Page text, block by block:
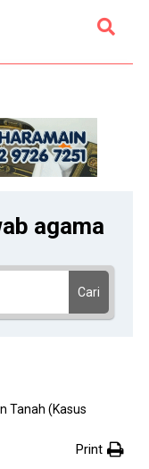
agama
Cari
Tanah (Kasus
Print